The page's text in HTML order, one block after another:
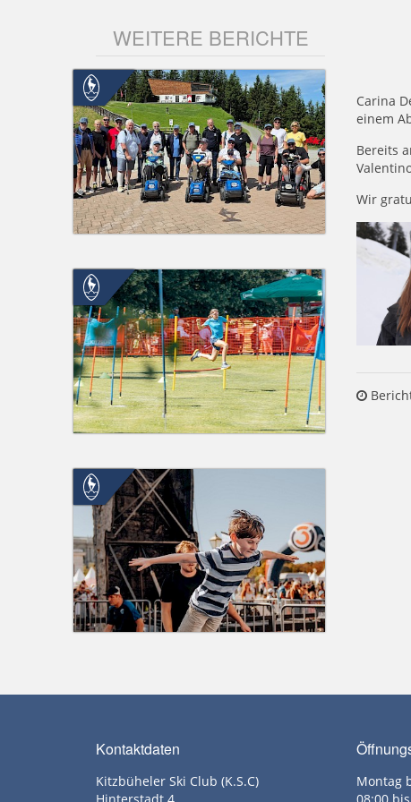
Carina
einem
Bereits
Wir
WEITERE BERICHTE
Kontaktdaten
Kitzbüheler Ski Club (K.S.C)
Montag